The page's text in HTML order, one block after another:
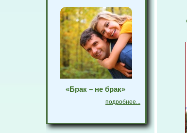
«Брак – не брак»
подробнее...